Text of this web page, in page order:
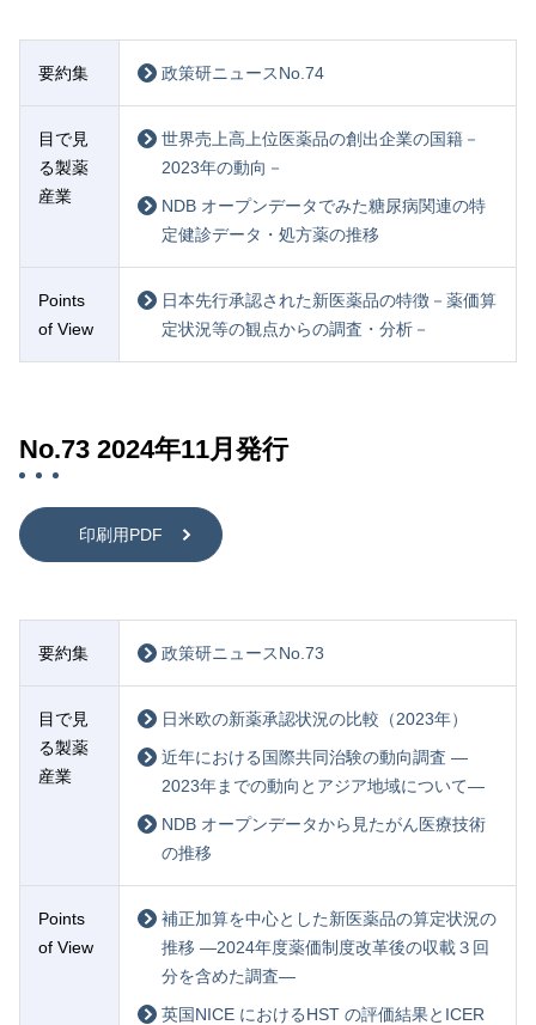
要約集 政策研ニュースNo.74
目で見
る製薬
産業
世界売上高上位医薬品の創出企業の国籍－
2023年の動向－
NDB オープンデータでみた糖尿病関連の特
定健診データ・処方薬の推移
Points
of View
日本先行承認された新医薬品の特徴－薬価算
定状況等の観点からの調査・分析－
No.73 2024年11月発行
印刷用PDF
要約集 政策研ニュースNo.73
目で見
る製薬
産業
日米欧の新薬承認状況の比較（2023年）
近年における国際共同治験の動向調査 —
2023年までの動向とアジア地域について—
NDB オープンデータから見たがん医療技術
の推移
Points
of View
補正加算を中心とした新医薬品の算定状況の
推移 —2024年度薬価制度改革後の収載３回
分を含めた調査—
英国NICE におけるHST の評価結果とICER